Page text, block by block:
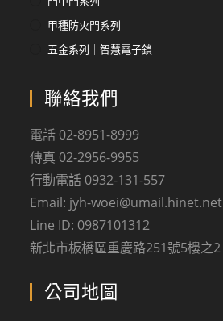
甲種防火門系列
五金系列｜智慧電子鎖
聯絡我們
電話 02-8951-8999
傳真 02-2956-9955
行動電話 0932-131-557
Email: jyh-woei@umail.hinet.net
Line ID: 0987101312
新北市板橋區重慶路251號5樓之2
公司地圖